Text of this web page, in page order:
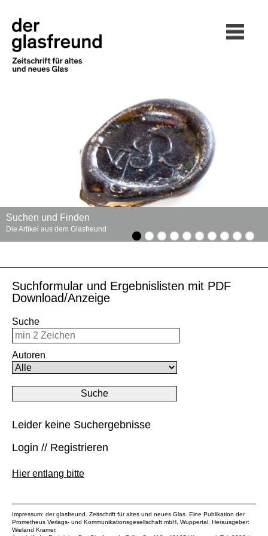
Suchen und Finden
Die Artikel aus dem Glasfreund
Suchformular und Ergebnislisten mit PDF
Download/Anzeige
Suche
Autoren
Leider keine Suchergebnisse
Login // Registrieren
Hier entlang bitte
Impressum: der glasfreund. Zeitschrift für altes und neues Glas. Eine Publikation der
Prometheus Verlags- und Kommunikationsgesellschaft mbH , Wuppertal. Herausgeber:
Wieland Kramer.